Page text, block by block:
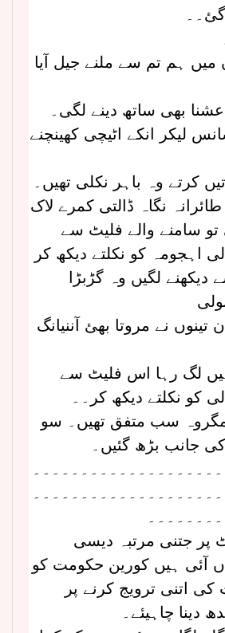
میں ہم تم سے ملنے جیل آیا
بھی ساتھ دینے لگی۔
لیکر انکے اٹیچی کھینچنے
کرتے وہ باہر نکلی تھیں۔
نگاہ ڈالتی کمرے لاک
تو سامنے والے فلیٹ سے
اہجومہ کو نکلتے دیکھ کر
دیکھنے لگیں وہ گڑبڑا
تینوں نے مروتا بھئ آننیانگ
لگ رہا اس فلیٹ سے
کو نکلتے دیکھ کر۔۔
مگروہ سب متفق تھیں۔ سو
جانب بڑھ گئیں۔
پر جتنی مرتبہ دیسی
آئی ہیں کورین حکومت کو
کی اتنی ترویج کرنے پر
دینا چاہیئے۔